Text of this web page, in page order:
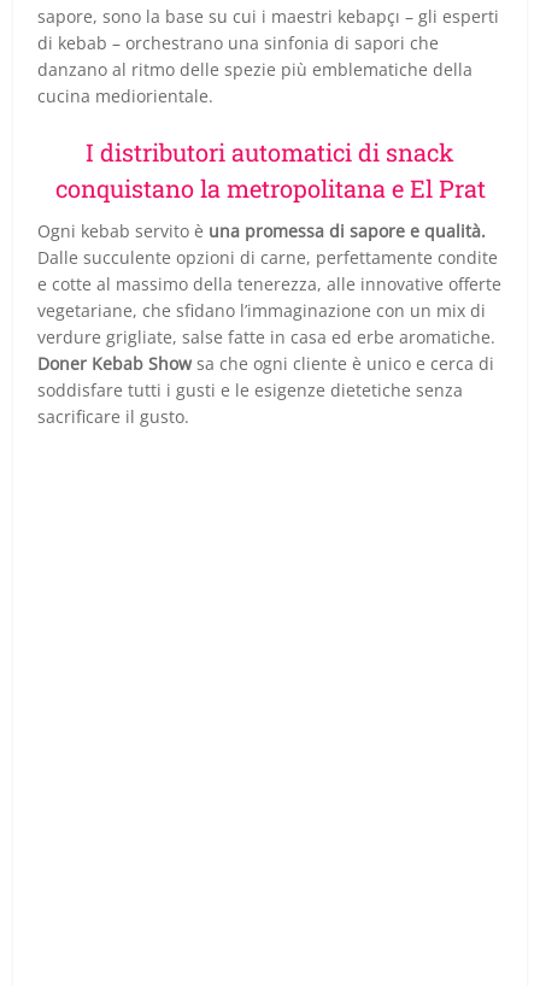
sapore, sono la base su cui i maestri kebapçı – gli esperti
di kebab – orchestrano una sinfonia di sapori che
danzano al ritmo delle spezie più emblematiche della
cucina mediorientale.
I distributori automatici di snack
conquistano la metropolitana e El Prat
Ogni kebab servito è una promessa di sapore e qualità.
Dalle succulente opzioni di carne, perfettamente condite
e cotte al massimo della tenerezza, alle innovative offerte
vegetariane, che sfidano l’immaginazione con un mix di
verdure grigliate, salse fatte in casa ed erbe aromatiche.
Doner Kebab Show sa che ogni cliente è unico e cerca di
soddisfare tutti i gusti e le esigenze dietetiche senza
sacrificare il gusto.